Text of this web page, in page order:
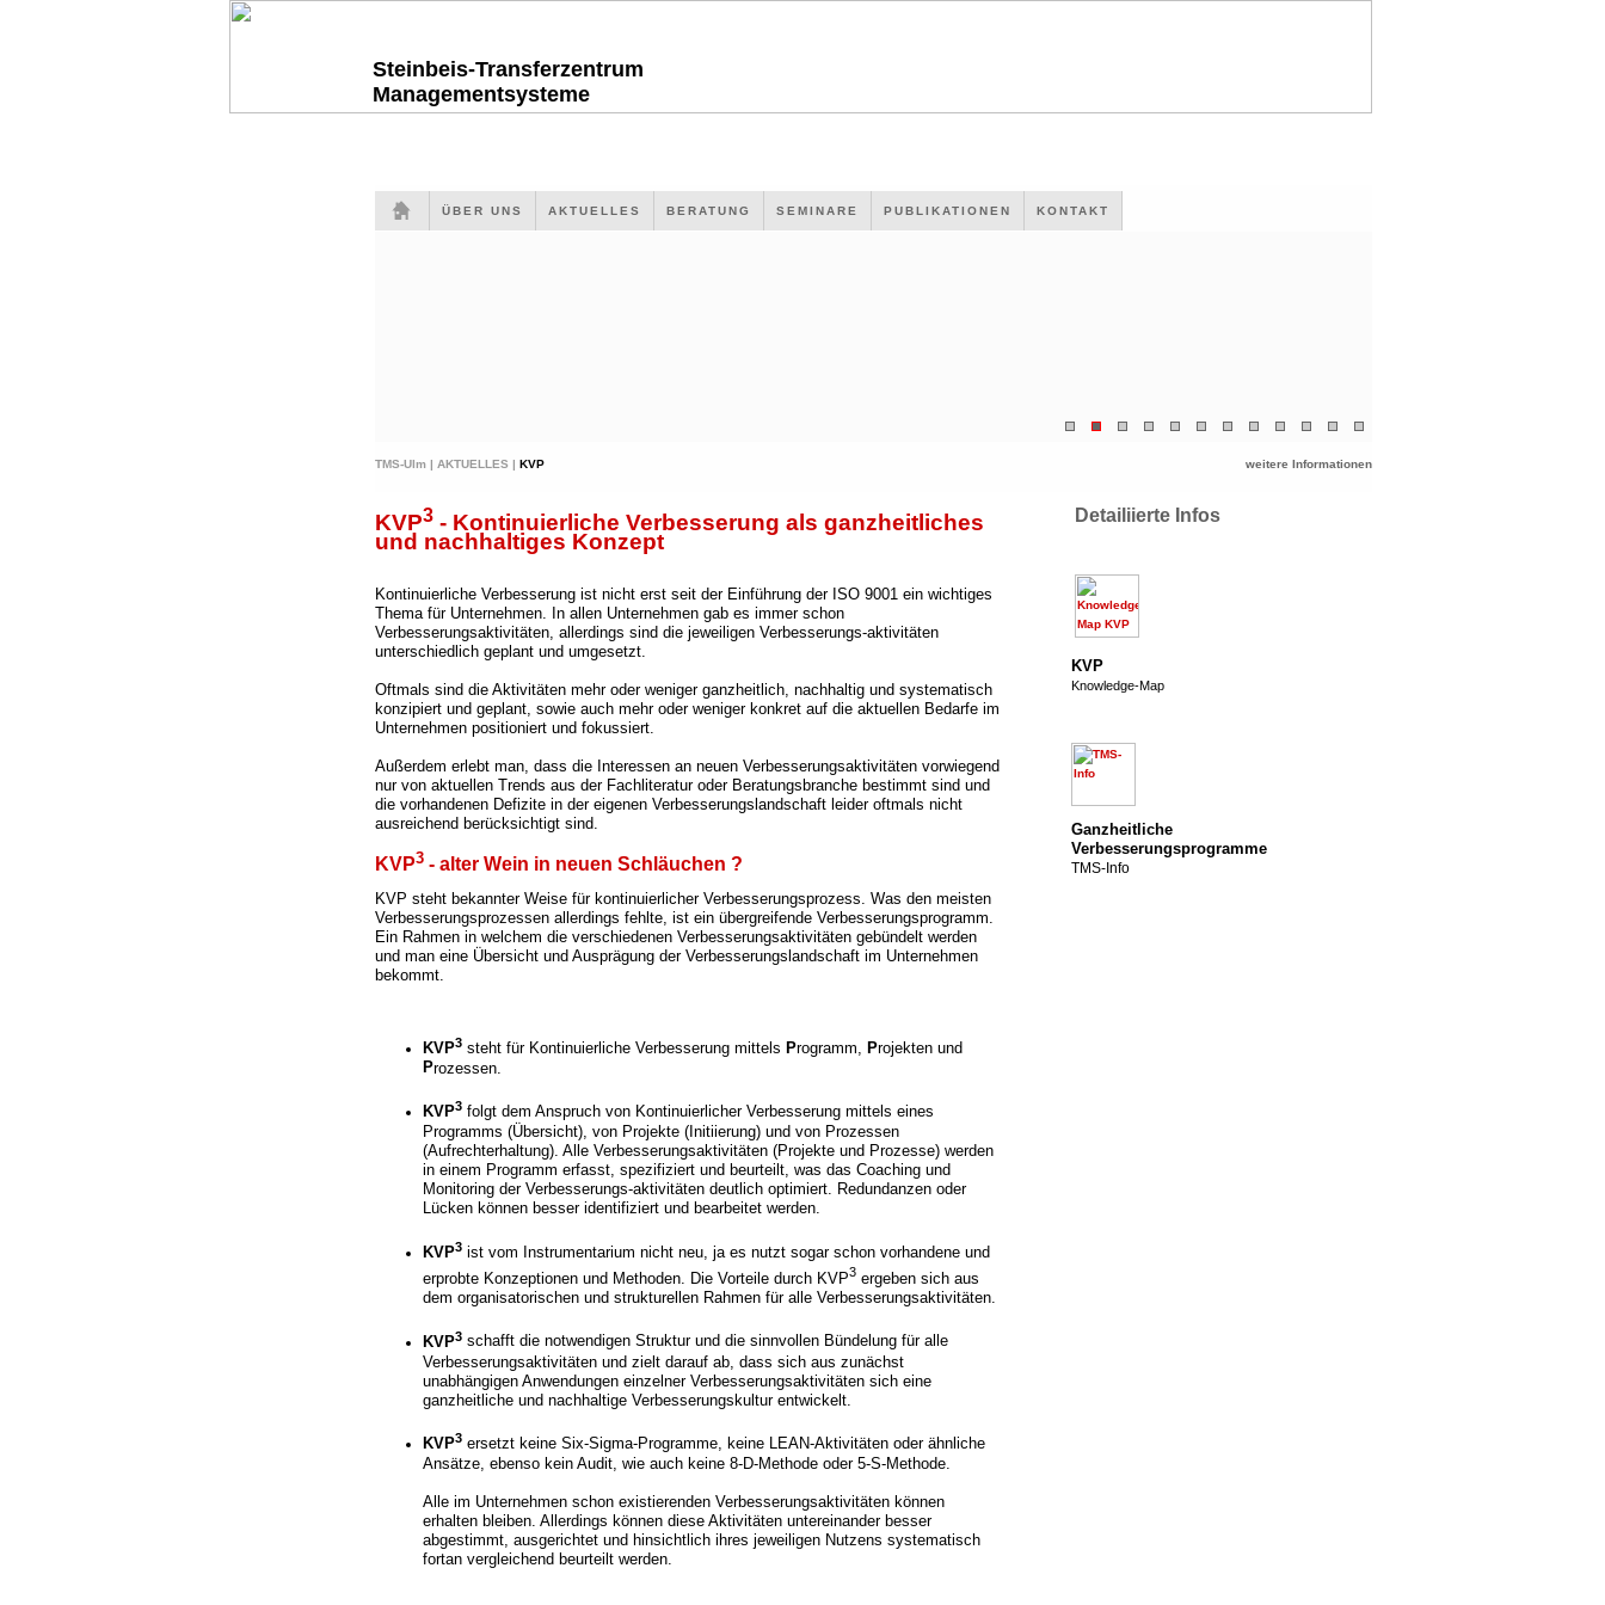
Steinbeis-Transferzentrum
Managementsysteme
ÜBER UNS AKTUELLES BERATUNG SEMINARE PUBLIKATIONEN KONTAKT
TMS-Ulm | AKTUELLES | KVP weitere Informationen
KVP3 - Kontinuierliche Verbesserung als ganzheitliches
und nachhaltiges Konzept
Kontinuierliche Verbesserung ist nicht erst seit der Einführung der ISO 9001 ein wichtiges
Thema für Unternehmen. In allen Unternehmen gab es immer schon
Verbesserungsaktivitäten, allerdings sind die jeweiligen Verbesserungs-aktivitäten
unterschiedlich geplant und umgesetzt.
Oftmals sind die Aktivitäten mehr oder weniger ganzheitlich, nachhaltig und systematisch
konzipiert und geplant, sowie auch mehr oder weniger konkret auf die aktuellen Bedarfe im
Unternehmen positioniert und fokussiert.
Außerdem erlebt man, dass die Interessen an neuen Verbesserungsaktivitäten vorwiegend
nur von aktuellen Trends aus der Fachliteratur oder Beratungsbranche bestimmt sind und
die vorhandenen Defizite in der eigenen Verbesserungslandschaft leider oftmals nicht
ausreichend berücksichtigt sind.
KVP3 - alter Wein in neuen Schläuchen ?
KVP steht bekannter Weise für kontinuierlicher Verbesserungsprozess. Was den meisten
Verbesserungsprozessen allerdings fehlte, ist ein übergreifende Verbesserungsprogramm.
Ein Rahmen in welchem die verschiedenen Verbesserungsaktivitäten gebündelt werden
und man eine Übersicht und Ausprägung der Verbesserungslandschaft im Unternehmen
bekommt.
KVP3 steht für Kontinuierliche Verbesserung mittels Programm, Projekten und
Prozessen.
KVP3 folgt dem Anspruch von Kontinuierlicher Verbesserung mittels eines
Programms (Übersicht), von Projekte (Initiierung) und von Prozessen
(Aufrechterhaltung). Alle Verbesserungsaktivitäten (Projekte und Prozesse) werden
in einem Programm erfasst, spezifiziert und beurteilt, was das Coaching und
Monitoring der Verbesserungs-aktivitäten deutlich optimiert. Redundanzen oder
Lücken können besser identifiziert und bearbeitet werden.
KVP3 ist vom Instrumentarium nicht neu, ja es nutzt sogar schon vorhandene und
erprobte Konzeptionen und Methoden. Die Vorteile durch KVP3 ergeben sich aus
dem organisatorischen und strukturellen Rahmen für alle Verbesserungsaktivitäten.
KVP3 schafft die notwendigen Struktur und die sinnvollen Bündelung für alle
Verbesserungsaktivitäten und zielt darauf ab, dass sich aus zunächst
unabhängigen Anwendungen einzelner Verbesserungsaktivitäten sich eine
ganzheitliche und nachhaltige Verbesserungskultur entwickelt.
KVP3 ersetzt keine Six-Sigma-Programme, keine LEAN-Aktivitäten oder ähnliche
Ansätze, ebenso kein Audit, wie auch keine 8-D-Methode oder 5-S-Methode.
Alle im Unternehmen schon existierenden Verbesserungsaktivitäten können
erhalten bleiben. Allerdings können diese Aktivitäten untereinander besser
abgestimmt, ausgerichtet und hinsichtlich ihres jeweiligen Nutzens systematisch
fortan vergleichend beurteilt werden.
Detailiierte Infos
KVP
Knowledge-Map
Ganzheitliche
Verbesserungsprogramme
TMS-Info